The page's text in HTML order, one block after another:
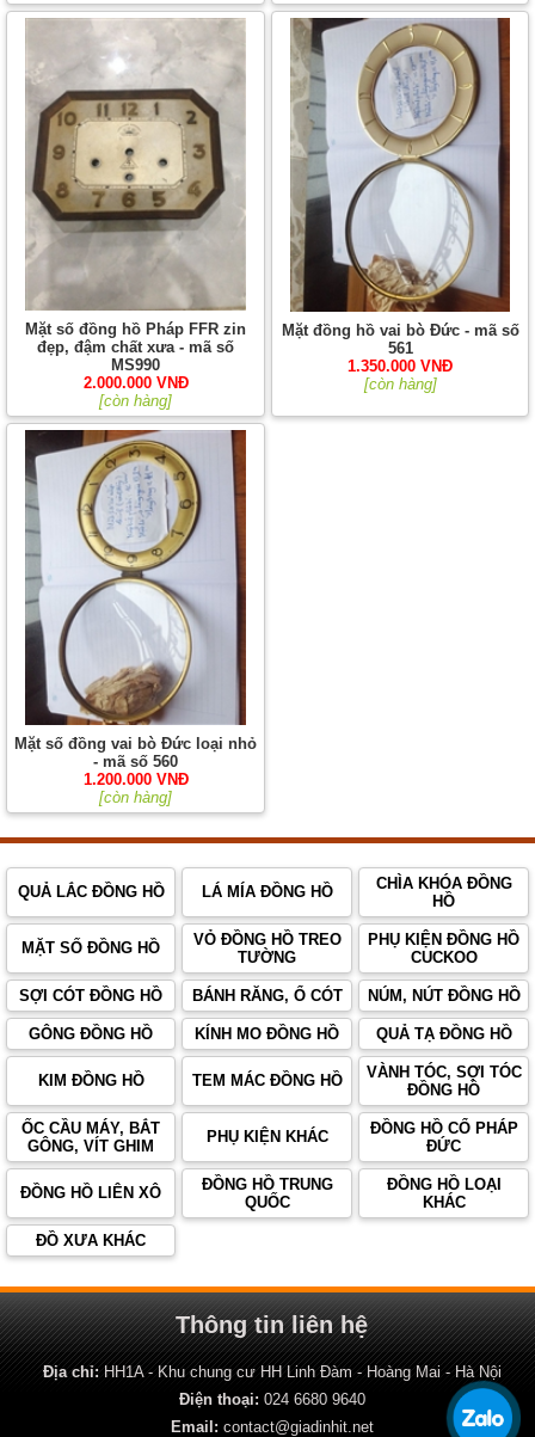
Mặt số đồng hồ Pháp FFR zin
đẹp, đậm chất xưa - mã số
MS990
2.000.000 VNĐ
[còn hàng]
Mặt đồng hồ vai bò Đức - mã số
561
1.350.000 VNĐ
[còn hàng]
Mặt số đồng vai bò Đức loại nhỏ
- mã số 560
1.200.000 VNĐ
[còn hàng]
QUẢ LẮC ĐỒNG HỒ LÁ MÍA ĐỒNG HỒ
CHÌA KHÓA ĐỒNG
HỒ
MẶT SỐ ĐỒNG HỒ
VỎ ĐỒNG HỒ TREO
TƯỜNG
PHỤ KIỆN ĐỒNG HỒ
CUCKOO
SỢI CÓT ĐỒNG HỒ BÁNH RĂNG, Ổ CÓT NÚM, NÚT ĐỒNG HỒ
GÔNG ĐỒNG HỒ KÍNH MO ĐỒNG HỒ QUẢ TẠ ĐỒNG HỒ
KIM ĐỒNG HỒ TEM MÁC ĐỒNG HỒ
VÀNH TÓC, SỢI TÓC
ĐỒNG HỒ
ỐC CẦU MÁY, BẮT
GÔNG, VÍT GHIM
PHỤ KIỆN KHÁC
ĐỒNG HỒ CỔ PHÁP
ĐỨC
ĐỒNG HỒ LIÊN XÔ
ĐỒNG HỒ TRUNG
QUỐC
ĐỒNG HỒ LOẠI
KHÁC
ĐỒ XƯA KHÁC
Thông tin liên hệ
Địa chỉ: HH1A - Khu chung cư HH Linh Đàm - Hoàng Mai - Hà Nội
Điện thoại: 024 6680 9640
Email: contact@giadinhit.net